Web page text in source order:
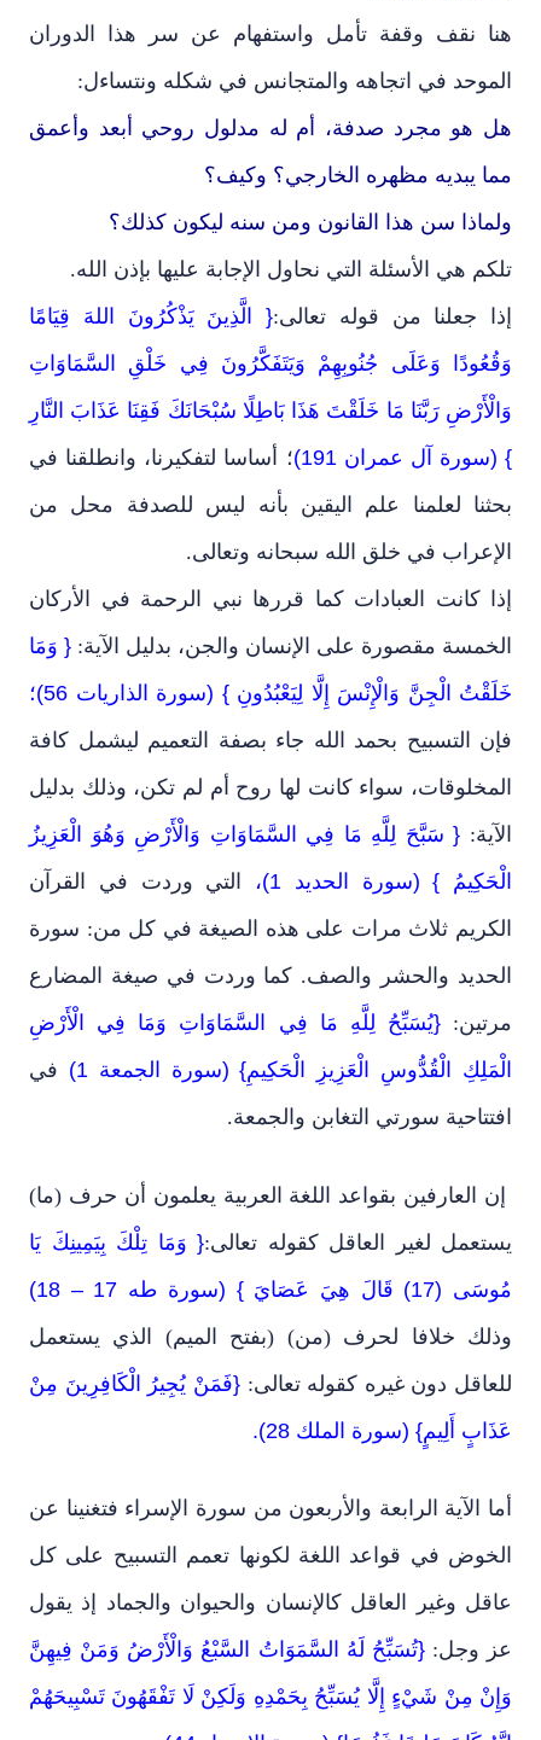
هنا نقف وقفة تأمل واستفهام عن سر هذا الدوران
الموحد في اتجاهه والمتجانس في شكله ونتساءل:
هل هو مجرد صدفة، أم له مدلول روحي أبعد وأعمق
مما يبديه مظهره الخارجي؟ وكيف؟
ولماذا سن هذا القانون ومن سنه ليكون كذلك؟
تلكم هي الأسئلة التي نحاول الإجابة عليها بإذن الله.
إذا جعلنا من قوله تعالى:{ الَّذِينَ يَذْكُرُونَ اللهَ قِيَامًا
وَقُعُودًا وَعَلَى جُنُوبِهِمْ وَيَتَفَكَّرُونَ فِي خَلْقِ السَّمَاوَاتِ
وَالْأَرْضِ رَبَّنَا مَا خَلَقْتَ هَذَا بَاطِلًا سُبْحَانَكَ فَقِنَا عَذَابَ النَّارِ
} (سورة آل عمران 191)
؛ أساسا لتفكيرنا، وانطلقنا في
بحثنا لعلمنا علم اليقين بأنه ليس للصدفة محل من
الإعراب في خلق الله سبحانه وتعالى.
إذا كانت العبادات كما قررها نبي الرحمة في الأركان
الخمسة مقصورة على الإنسان والجن، بدليل الآية: { وَمَا
خَلَقْتُ الْجِنَّ وَالْإِنْسَ إِلَّا لِيَعْبُدُونِ } (سورة الذاريات 56)؛
فإن التسبيح بحمد الله جاء بصفة التعميم ليشمل كافة
المخلوقات، سواء كانت لها روح أم لم تكن، وذلك بدليل
الآية: { سَبَّحَ لِلَّهِ مَا فِي السَّمَاوَاتِ وَالْأَرْضِ وَهُوَ الْعَزِيزُ
الْحَكِيمُ } (سورة الحديد 1)،
التي وردت في القرآن
الكريم ثلاث مرات على هذه الصيغة في كل من: سورة
الحديد والحشر والصف. كما وردت في صيغة المضارع
مرتين:{يُسَبِّحُ لِلَّهِ مَا فِي السَّمَاوَاتِ وَمَا فِي الْأَرْضِ
الْمَلِكِ الْقُدُّوسِ الْعَزِيزِ الْحَكِيمِ} (سورة الجمعة 1)
في
افتتاحية سورتي التغابن والجمعة.
إن العارفين بقواعد اللغة العربية يعلمون أن حرف (ما)
يستعمل لغير العاقل كقوله تعالى:{ وَمَا تِلْكَ بِيَمِينِكَ يَا
مُوسَى (17) قَالَ هِيَ عَصَايَ } (سورة طه 17 – 18)
وذلك خلافا لحرف (من) (بفتح الميم) الذي يستعمل
للعاقل دون غيره كقوله تعالى:{فَمَنْ يُجِيرُ الْكَافِرِينَ مِنْ
عَذَابٍ أَلِيمٍ} (سورة الملك 28).
أما الآية الرابعة والأربعون من سورة الإسراء فتغنينا عن
الخوض في قواعد اللغة لكونها تعمم التسبيح على كل
عاقل وغير العاقل كالإنسان والحيوان والجماد إذ يقول
عز وجل:{تُسَبِّحُ لَهُ السَّمَوَاتُ السَّبْعُ وَالْأَرْضُ وَمَنْ فِيهِنَّ
وَإِنْ مِنْ شَيْءٍ إِلَّا يُسَبِّحُ بِحَمْدِهِ وَلَكِنْ لَا تَفْقَهُونَ تَسْبِيحَهُمْ